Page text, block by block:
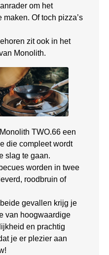
om het
Of toch pizza’s
zit ook in het
Monolith.
TWO.66 een
die compleet wordt
slag te gaan.
worden in twee
roodbruin of
gevallen krijg je
van hoogwaardige
en prachtig
je er plezier aan